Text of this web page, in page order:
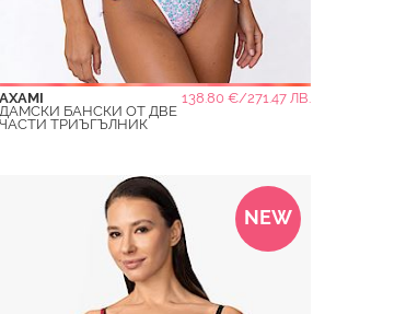
AXAMI
138.80 €/271.47 ЛВ.
ДАМСКИ БАНСКИ ОТ ДВЕ
ЧАСТИ ТРИЪГЪЛНИК
NEW